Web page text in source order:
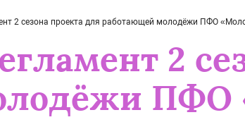
2 сезона проекта для работающей молодёжи ПФО
2
ПФО